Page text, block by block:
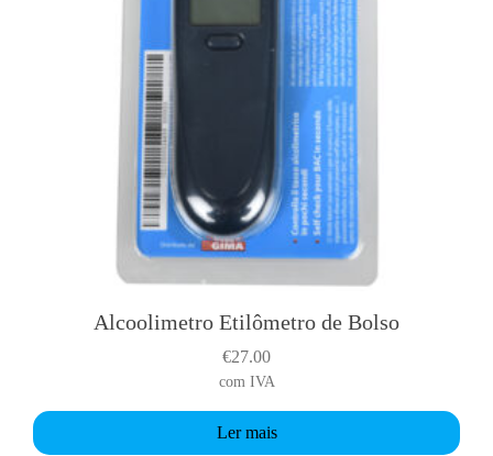
Alcoolimetro Etilômetro de Bolso
€27.00
com IVA
Ler mais